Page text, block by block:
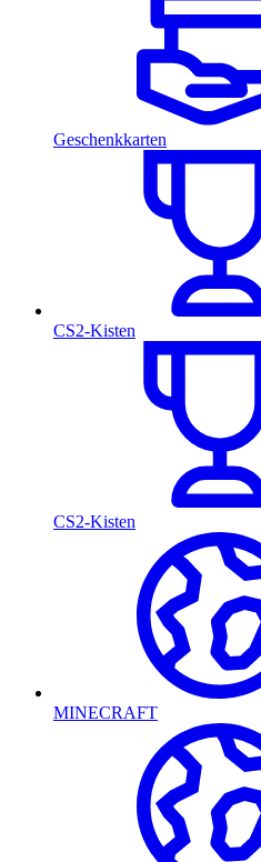
Geschenkkarten
CS2-Kisten
CS2-Kisten
MINECRAFT